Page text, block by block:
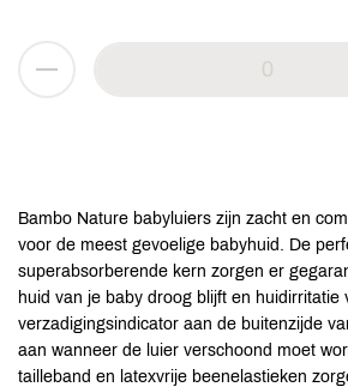
Bambo Nature babyluiers zijn zacht en
voor de meest gevoelige babyhuid. De
superabsorberende kern zorgen er
huid van je baby droog blijft en huidirritatie
verzadigingsindicator aan de buitenzijde
aan wanneer de luier verschoond moet
tailleband en latexvrije beenelastieken